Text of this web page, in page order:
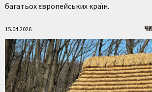
багатьох європейських країн.
15.04.2026